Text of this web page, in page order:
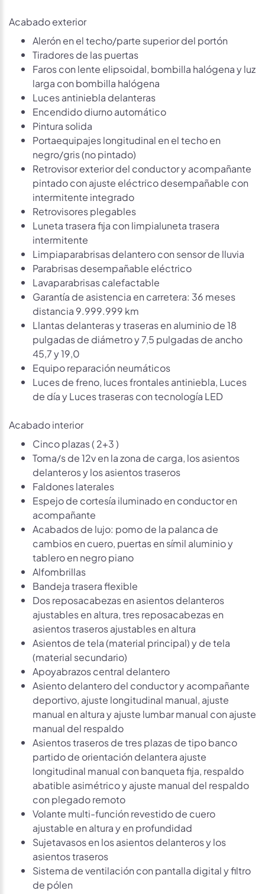
Acabado exterior
Alerón en el techo/parte superior del portón
Tiradores de las puertas
Faros con lente elipsoidal, bombilla halógena y luz
larga con bombilla halógena
Luces antiniebla delanteras
Encendido diurno automático
Pintura solida
Portaequipajes longitudinal en el techo en
negro/gris (no pintado)
Retrovisor exterior del conductor y acompañante
pintado con ajuste eléctrico desempañable con
intermitente integrado
Retrovisores plegables
Luneta trasera fija con limpialuneta trasera
intermitente
Limpiaparabrisas delantero con sensor de lluvia
Parabrisas desempañable eléctrico
Lavaparabrisas calefactable
Garantía de asistencia en carretera: 36 meses
distancia 9.999.999 km
Llantas delanteras y traseras en aluminio de 18
pulgadas de diámetro y 7,5 pulgadas de ancho
45,7 y 19,0
Equipo reparación neumáticos
Luces de freno, luces frontales antiniebla, Luces
de día y Luces traseras con tecnología LED
Acabado interior
Cinco plazas ( 2+3 )
Toma/s de 12v en la zona de carga, los asientos
delanteros y los asientos traseros
Faldones laterales
Espejo de cortesía iluminado en conductor en
acompañante
Acabados de lujo: pomo de la palanca de
cambios en cuero, puertas en símil aluminio y
tablero en negro piano
Alfombrillas
Bandeja trasera flexible
Dos reposacabezas en asientos delanteros
ajustables en altura, tres reposacabezas en
asientos traseros ajustables en altura
Asientos de tela (material principal) y de tela
(material secundario)
Apoyabrazos central delantero
Asiento delantero del conductor y acompañante
deportivo, ajuste longitudinal manual, ajuste
manual en altura y ajuste lumbar manual con ajuste
manual del respaldo
Asientos traseros de tres plazas de tipo banco
partido de orientación delantera ajuste
longitudinal manual con banqueta fija, respaldo
abatible asimétrico y ajuste manual del respaldo
con plegado remoto
Volante multi-función revestido de cuero
ajustable en altura y en profundidad
Sujetavasos en los asientos delanteros y los
asientos traseros
Sistema de ventilación con pantalla digital y filtro
de pólen